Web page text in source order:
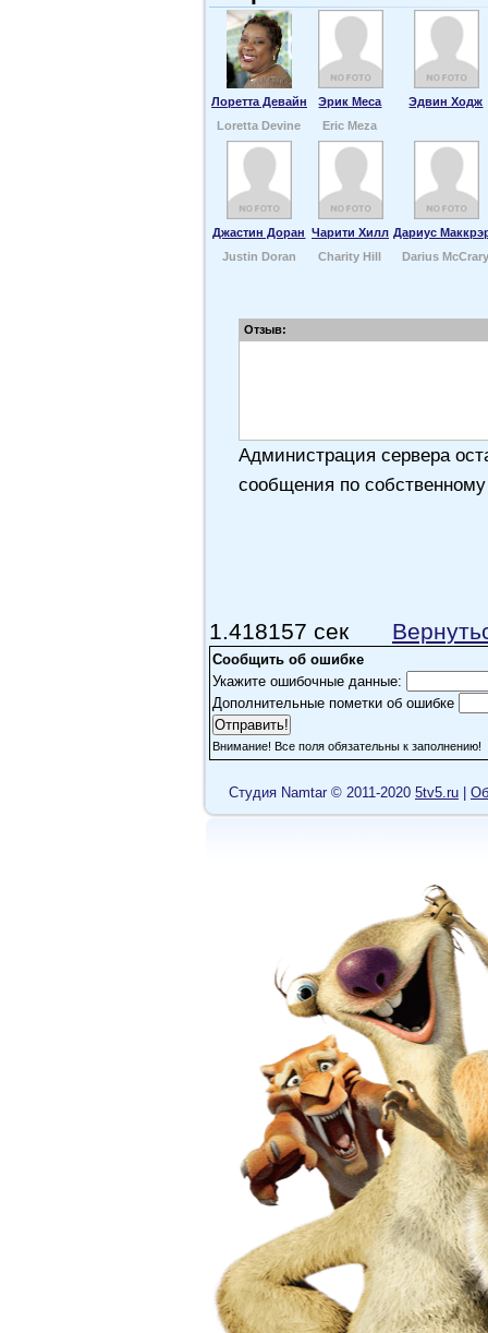
Лоретта Девайн Эрик Меса
Эдвин Ходж
Loretta Devine
Eric Meza
Джастин Доран Чарити Хилл Дариус
Justin Doran
Charity Hill Darius
Отзыв:
Администрация сервера
сообщения по
1.418157 сек
Сообщить об ошибке
Укажите ошибочные данные:
Дополнительные пометки об ошибке
Внимание! Все поля обязательны к заполнению!
Cтудия Namtar © 2011-2020 5tv5.ru